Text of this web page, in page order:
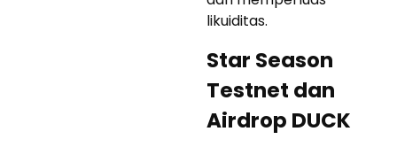
likuiditas.
Star Season
Testnet dan
Airdrop DUCK